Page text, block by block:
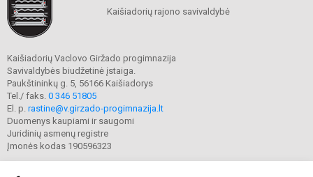
Kaišiadorių rajono savivaldybė
Kaišiadorių Vaclovo Giržado progimnazija
Savivaldybės biudžetinė įstaiga.
Paukštininkų g. 5, 56166 Kaišiadorys
Tel./ faks. 0 346 51805
El. p. rastine@v.girzado-progimnazija.lt
Duomenys kaupiami ir saugomi
Juridinių asmenų registre
Įmonės kodas 190596323